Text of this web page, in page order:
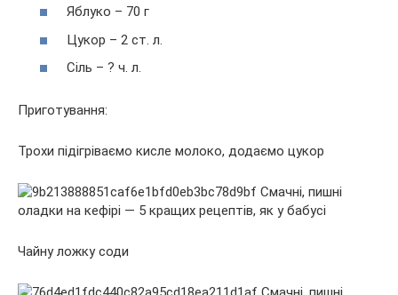
Яблуко – 70 г
Цукор – 2 ст. л.
Сіль – ? ч. л.
Приготування:
Трохи підігріваємо кисле молоко, додаємо цукор
Чайну ложку соди